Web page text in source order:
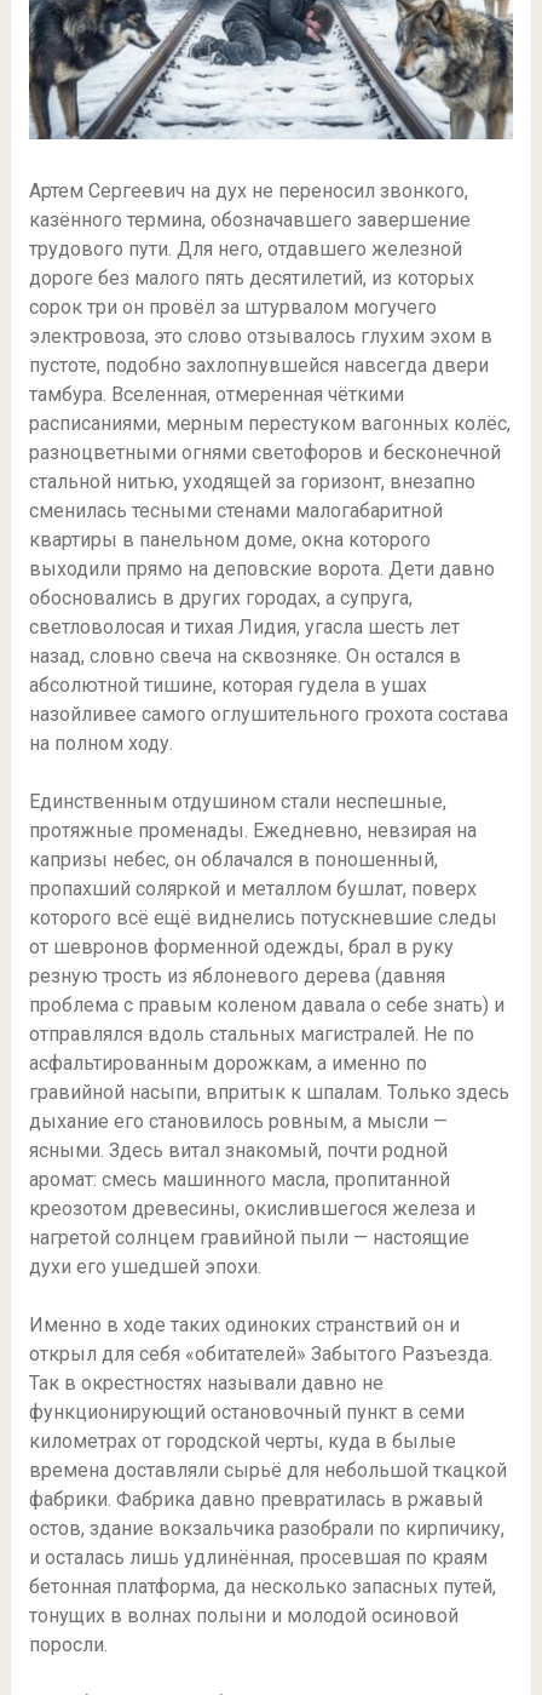
Артем Сергеевич на дух не переносил звонкого,
казённого термина, обозначавшего завершение
трудового пути. Для него, отдавшего железной
дороге без малого пять десятилетий, из которых
сорок три он провёл за штурвалом могучего
электровоза, это слово отзывалось глухим эхом в
пустоте, подобно захлопнувшейся навсегда двери
тамбура. Вселенная, отмеренная чёткими
расписаниями, мерным перестуком вагонных колёс,
разноцветными огнями светофоров и бесконечной
стальной нитью, уходящей за горизонт, внезапно
сменилась тесными стенами малогабаритной
квартиры в панельном доме, окна которого
выходили прямо на деповские ворота. Дети давно
обосновались в других городах, а супруга,
светловолосая и тихая Лидия, угасла шесть лет
назад, словно свеча на сквозняке. Он остался в
абсолютной тишине, которая гудела в ушах
назойливее самого оглушительного грохота состава
на полном ходу.
Единственным отдушином стали неспешные,
протяжные променады. Ежедневно, невзирая на
капризы небес, он облачался в поношенный,
пропахший соляркой и металлом бушлат, поверх
которого всё ещё виднелись потускневшие следы
от шевронов форменной одежды, брал в руку
резную трость из яблоневого дерева (давняя
проблема с правым коленом давала о себе знать) и
отправлялся вдоль стальных магистралей. Не по
асфальтированным дорожкам, а именно по
гравийной насыпи, впритык к шпалам. Только здесь
дыхание его становилось ровным, а мысли —
ясными. Здесь витал знакомый, почти родной
аромат: смесь машинного масла, пропитанной
креозотом древесины, окислившегося железа и
нагретой солнцем гравийной пыли — настоящие
духи его ушедшей эпохи.
Именно в ходе таких одиноких странствий он и
открыл для себя «обитателей» Забытого Разъезда.
Так в окрестностях называли давно не
функционирующий остановочный пункт в семи
километрах от городской черты, куда в былые
времена доставляли сырьё для небольшой ткацкой
фабрики. Фабрика давно превратилась в ржавый
остов, здание вокзальчика разобрали по кирпичику,
и осталась лишь удлинённая, просевшая по краям
бетонная платформа, да несколько запасных путей,
тонущих в волнах полыни и молодой осиновой
поросли.